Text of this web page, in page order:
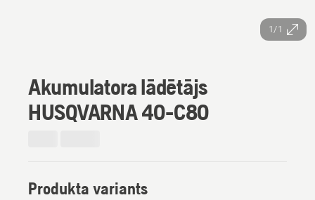
1/1
Akumulatora lādētājs
HUSQVARNA 40-C80
Produkta variants